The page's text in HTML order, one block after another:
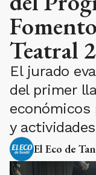
Teatral
El jurado
del primer
económicos
y
El Eco de